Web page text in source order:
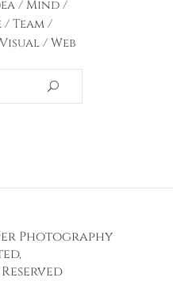
Mind
Team
Visual Web
Photography
,